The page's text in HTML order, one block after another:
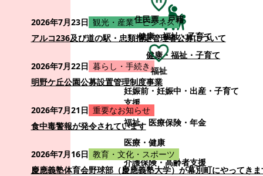
健康・福祉・子育て
健康・福祉・子育て
妊娠前・妊娠中・出産・子育て
支援
福祉
医療保険・年金
医療・健康
介護保険・高齢者支援
2026年7月23日 観光・産業・ビジネス
アルコ236及び道の駅・忠類指定管理者公募について
2026年7月22日 暮らし・手続き
明野ケ丘公園公募設置管理制度事業
2026年7月21日 重要なお知らせ
食中毒警報が発令されています
2026年7月16日 教育・文化・スポーツ
慶應義塾体育会野球部（慶應義塾大学）が幕別町にやってき
住民票・戸籍
福祉